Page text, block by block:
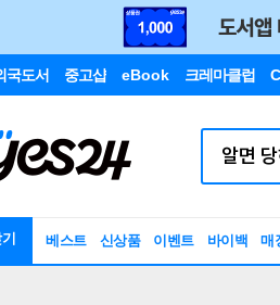
국도서 중고샵 eBook 크레마클럽
베스트 신상품 이벤트 바이백 매